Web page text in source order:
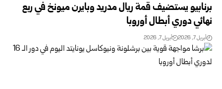
برنابيو يستضيف قمة ريال مدريد وبايرن ميونخ في ربع
نهائي دوري أبطال أوروبا
أبريل 7, 2026 أبريل 7, 2026